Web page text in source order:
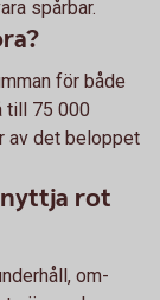
spårbar.
för både
till 75 000
av det beloppet
rot
om-